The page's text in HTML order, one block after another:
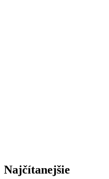
Najčítanejšie